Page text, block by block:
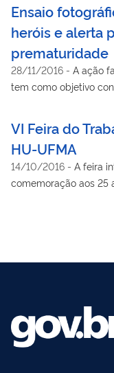
Ensaio
heróis e alerta
prematuridade
28/11/2016 - A ação
tem como objetivo
VI Feira do
HU-UFMA
14/10/2016 - A feira
comemoração aos 25